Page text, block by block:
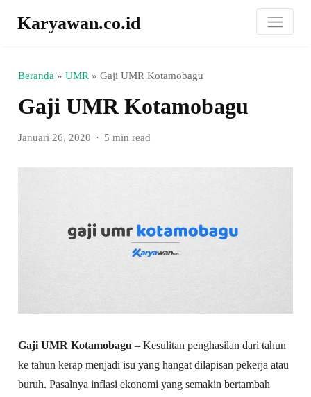
Karyawan.co.id
Beranda »UMR »Gaji UMR Kotamobagu
Gaji UMR Kotamobagu
Januari 26, 2020 5 min read
Gaji UMR Kotamobagu – Kesulitan penghasilan dari tahun
ke tahun kerap menjadi isu yang hangat dilapisan pekerja atau
buruh. Pasalnya inflasi ekonomi yang semakin bertambah